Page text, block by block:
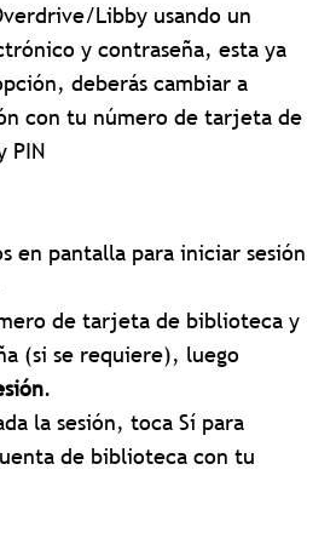
Libby usando un
y contraseña, esta ya
deberás cambiar a
con tu número de tarjeta de
PIN
en pantalla para iniciar sesión
de tarjeta de biblioteca y
(si se requiere), luego
.
la sesión, toca Sí para
de biblioteca con tu